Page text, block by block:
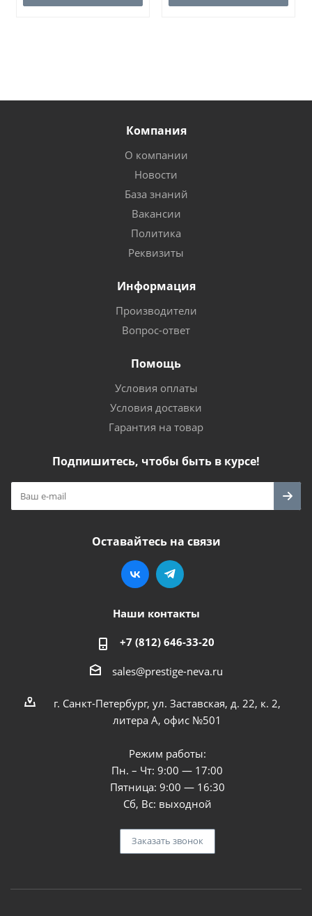
Компания
О компании
Новости
База знаний
Вакансии
Политика
Реквизиты
Информация
Производители
Вопрос-ответ
Помощь
Условия оплаты
Условия доставки
Гарантия на товар
Подпишитесь, чтобы быть в курсе!
Оставайтесь на связи
Наши контакты
+7 (812) 646-33-20
sales@prestige-neva.ru
г. Санкт-Петербург, ул. Заставская, д. 22, к. 2,
литера А, офис №501
Режим работы:
Пн. – Чт: 9:00 — 17:00
Пятница: 9:00 — 16:30
Сб, Вс: выходной
Заказать звонок